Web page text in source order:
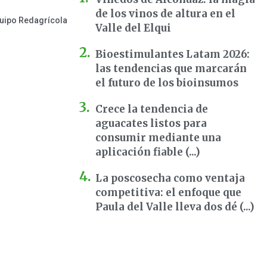
Redagrícola
de los vinos de altura en el
Valle del Elqui
Bioestimulantes Latam 2026:
las tendencias que marcarán
el futuro de los bioinsumos
Crece la tendencia de
aguacates listos para
consumir mediante una
aplicación fiable (...)
La poscosecha como ventaja
competitiva: el enfoque que
Paula del Valle lleva dos dé (...)